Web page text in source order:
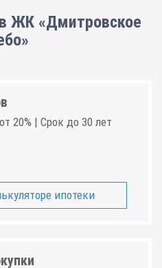
ЖК «Дмитровское
20% | Срок до 30 лет
ипотеки